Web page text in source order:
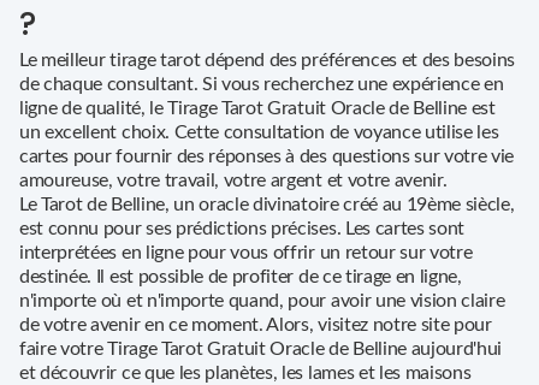
?
Le meilleur tirage tarot dépend des préférences et des besoins
de chaque consultant. Si vous recherchez une expérience en
ligne de qualité, le Tirage Tarot Gratuit Oracle de Belline est
un excellent choix. Cette consultation de voyance utilise les
cartes pour fournir des réponses à des questions sur votre vie
amoureuse, votre travail, votre argent et votre avenir.
Le Tarot de Belline, un oracle divinatoire créé au 19ème siècle,
est connu pour ses prédictions précises. Les cartes sont
interprétées en ligne pour vous offrir un retour sur votre
destinée. Il est possible de profiter de ce tirage en ligne,
n'importe où et n'importe quand, pour avoir une vision claire
de votre avenir en ce moment. Alors, visitez notre site pour
faire votre Tirage Tarot Gratuit Oracle de Belline aujourd'hui
et découvrir ce que les planètes, les lames et les maisons